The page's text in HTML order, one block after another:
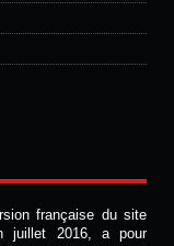
française du site
juillet 2016, a pour